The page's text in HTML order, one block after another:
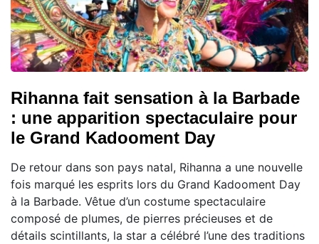
Rihanna fait sensation à la Barbade
: une apparition spectaculaire pour
le Grand Kadooment Day
De retour dans son pays natal, Rihanna a une nouvelle
fois marqué les esprits lors du Grand Kadooment Day
à la Barbade. Vêtue d’un costume spectaculaire
composé de plumes, de pierres précieuses et de
détails scintillants, la star a célébré l’une des traditions